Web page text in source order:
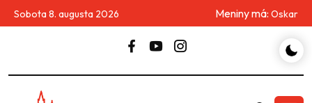
Sobota 8. augusta 2026 Meniny má: Oskar